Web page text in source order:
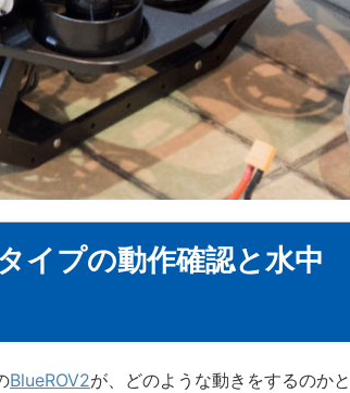
イプの動作確認と水中
BlueROV2が、どのような動きをするのかと